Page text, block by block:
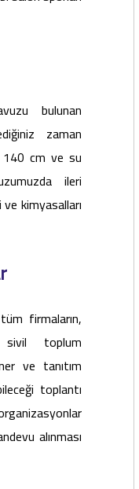
bulunan
zaman
140 cm ve su
ileri
kimyasalları
firmaların,
sivil toplum
ve tanıtım
toplantı
alınması